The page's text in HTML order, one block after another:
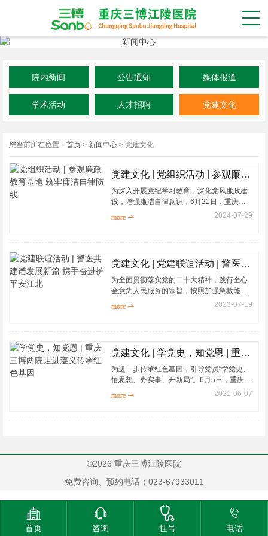
院内新闻 公告通知 媒体报道
学术活动 人才招聘 党建文化
您当前所在位置： 首页 > 新闻中心 > 党建文化
党建文化 | 党组织活动 | 参观廉政教育基地 筑牢廉洁自律防线
为深入开展党纪学习教育，深化党风廉政建
设，增强廉洁自律意识，6月21日，重庆三
博江陵医院院长王忠平、党支部书记吴德均
more  2024-07-29
党建文化 | 党建联谊活动 | 警医共建谱发展新篇 携手奋进护平安江北
为全面贯彻落实党的二十大精神，践行全心
全意为人民服务的宗旨，按照加强急救能力
建设，切实减少交通事故导致的致残率、致
携手奋进护平安江北”主题党建联谊活动。...
more  2023-07-19
党建文化 | 学党史，知党恩 | 重庆三博两院走进遵义传承红色基因
为进一步传承红色基因，引导党员“学党史、
悟思想、办实事、开新局”。6月5日，重庆三
博两院党支部组织69名党员和入党积极分子
more  2021-06-07
©2026 重庆三博江陵医院
免费咨询、预约电话：023-67933011

首页

咨询

挂号

电话